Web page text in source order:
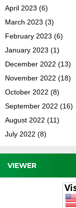
April 2023 (6)
March 2023 (3)
February 2023 (6)
January 2023 (1)
December 2022 (13)
November 2022 (18)
October 2022 (8)
September 2022 (16)
August 2022 (11)
July 2022 (8)
VIEWER